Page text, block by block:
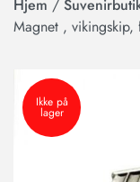
Hjem /
Magnet ,
Ikke på
lager